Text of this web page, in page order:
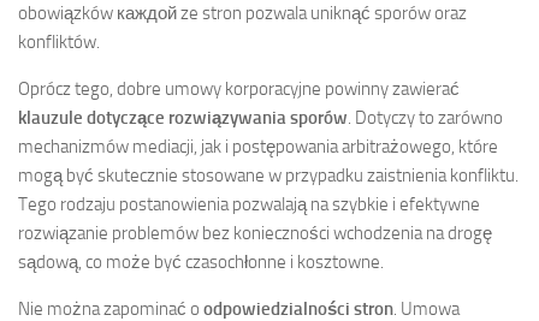
obowiązków каждой ze stron pozwala uniknąć sporów oraz
konfliktów.
Oprócz tego, dobre umowy korporacyjne powinny zawierać
klauzule dotyczące rozwiązywania sporów . Dotyczy to zarówno
mechanizmów mediacji, jak i postępowania arbitrażowego, które
mogą być skutecznie stosowane w przypadku zaistnienia konfliktu.
Tego rodzaju postanowienia pozwalają na szybkie i efektywne
rozwiązanie problemów bez konieczności wchodzenia na drogę
sądową, co może być czasochłonne i kosztowne.
Nie można zapominać o odpowiedzialności stron . Umowa